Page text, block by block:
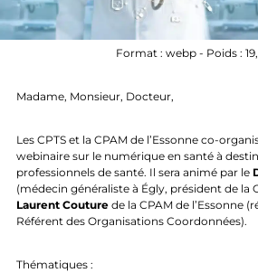
Format : webp - Poids :
Madame, Monsieur, Docteur,
Les CPTS et la CPAM de l’Essonne co-
webinaire sur le numérique en santé à
professionnels de santé. Il sera animé par le
(médecin généraliste à Égly, président de la
Laurent Couture de la CPAM de l’Essonne
Référent des Organisations Coordonnées).
Thématiques :